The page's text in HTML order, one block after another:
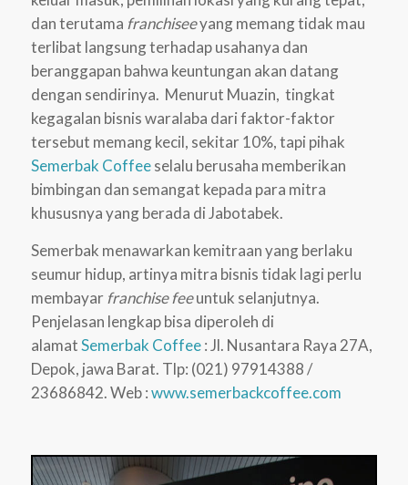
dan terutama franchiseeyang memang tidak mau
terlibat langsung terhadap usahanya dan
beranggapan bahwa keuntungan akan datang
dengan sendirinya. Menurut Muazin, tingkat
kegagalan bisnis waralaba dari faktor-faktor
tersebut memang kecil, sekitar 10%, tapi pihak
Semerbak Coffeeselalu berusaha memberikan
bimbingan dan semangat kepada para mitra
khususnya yang berada di Jabotabek.
Semerbak menawarkan kemitraan yang berlaku
seumur hidup, artinya mitra bisnis tidak lagi perlu
membayar franchise feeuntuk selanjutnya.
Penjelasan lengkap bisa diperoleh di
alamatSemerbak Coffee: Jl. Nusantara Raya 27A,
Depok, jawa Barat. Tlp: (021) 97914388 /
23686842. Web :www.semerbackcoffee.com